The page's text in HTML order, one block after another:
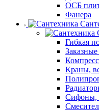
ОСБ
Фанера
Гибкая
Краны,
Сифоны,